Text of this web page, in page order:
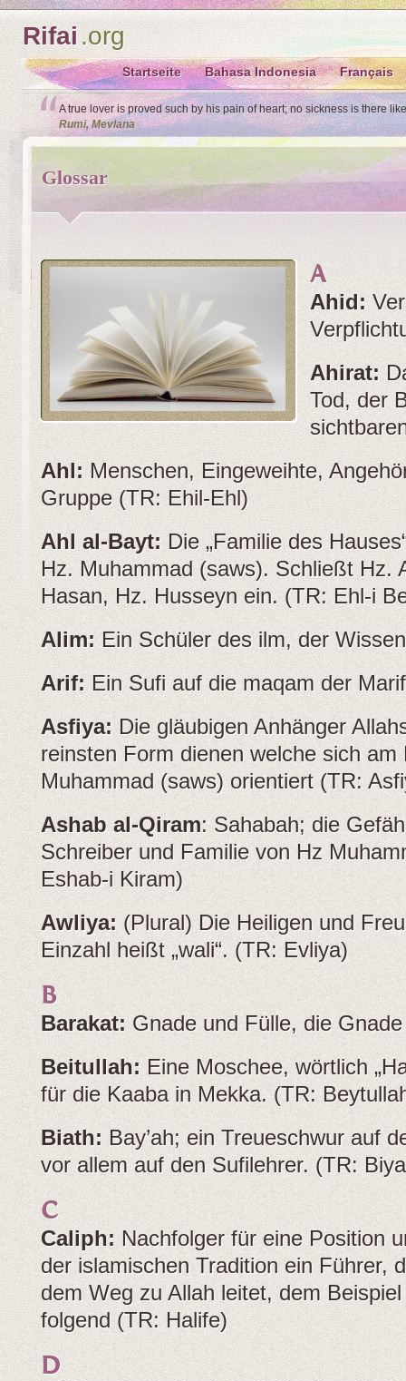
Rifai.org
Startseite Bahasa Indonesia Français
A true lover is proved such by his pain of heart; no sickness is there
Rumi, Mevlana
Glossar
A
Ahid:
Ahirat:
Tod, der
Ahl: Menschen, Eingeweihte,
Gruppe (TR: Ehil-Ehl)
Ahl al-Bayt: Die „Familie des
Hz. Muhammad (saws). Schließt Hz.
Hasan, Hz. Husseyn ein. (TR: Ehl-i
Alim: Ein Schüler des ilm, der
Arif: Ein Sufi auf die maqam der
Asfiya: Die gläubigen Anhänger
reinsten Form dienen welche sich am
Muhammad (saws) orientiert (TR:
Ashab al-Qiram: Sahabah; die
Schreiber und Familie von Hz
Eshab-i Kiram)
Awliya: (Plural) Die Heiligen und
Einzahl heißt „wali“. (TR: Evliya)
B
Barakat: Gnade und Fülle, die
Beitullah: Eine Moschee, wörtlich
für die Kaaba in Mekka. (TR:
Biath: Bay’ah; ein Treueschwur auf
vor allem auf den Sufilehrer. (TR:
C
Caliph: Nachfolger für eine Position
der islamischen Tradition ein Führer,
dem Weg zu Allah leitet, dem
folgend (TR: Halife)
D